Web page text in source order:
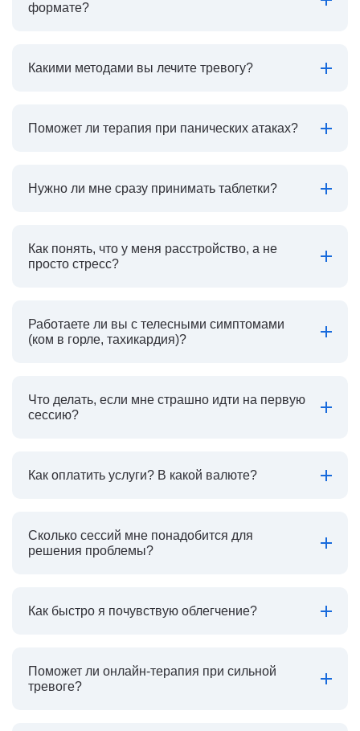
формате?
Какими методами вы лечите тревогу?
Поможет ли терапия при панических атаках?
Нужно ли мне сразу принимать таблетки?
Как понять, что у меня расстройство, а не
просто стресс?
Работаете ли вы с телесными симптомами
(ком в горле, тахикардия)?
Что делать, если мне страшно идти на первую
сессию?
Как оплатить услуги? В какой валюте?
Сколько сессий мне понадобится для
решения проблемы?
Как быстро я почувствую облегчение?
Поможет ли онлайн-терапия при сильной
тревоге?